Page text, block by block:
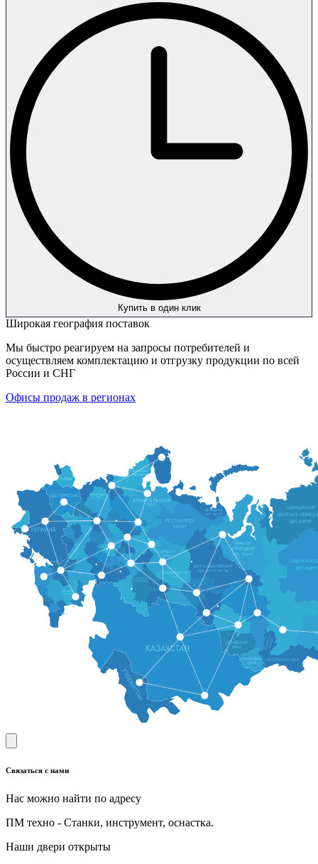
Купить в один клик
Широкая география поставок
Мы быстро реагируем на запросы потребителей и
осуществляем комплектацию и отгрузку продукции по всей
России и СНГ
Офисы продаж в регионах
Связаться с нами
Нас можно найти по адресу
ПМ техно - Станки, инструмент, оснастка.
Наши двери открыты